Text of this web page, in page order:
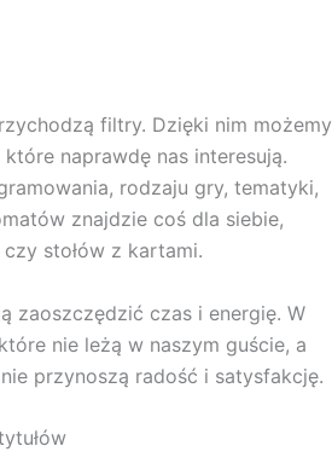
filtry. Dzięki nim możemy
naprawdę nas interesują.
rodzaju gry, tematyki,
znajdzie coś dla siebie,
stołów z kartami.
zaoszczędzić czas i energię. W
nie leżą w naszym guście, a
przynoszą radość i satysfakcję.